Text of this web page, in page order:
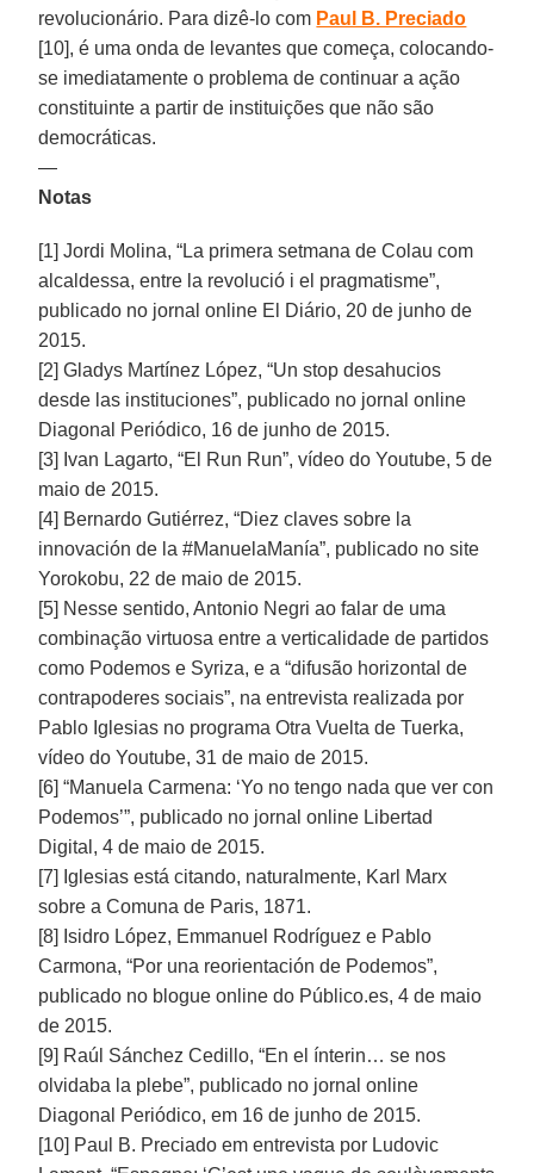
revolucionário. Para dizê-lo com Paul B. Preciado
[10], é uma onda de levantes que começa, colocando-
se imediatamente o problema de continuar a ação
constituinte a partir de instituições que não são
democráticas.
—
Notas
[1] Jordi Molina, “La primera setmana de Colau com
alcaldessa, entre la revolució i el pragmatisme”,
publicado no jornal online El Diário, 20 de junho de
2015.
[2] Gladys Martínez López, “Un stop desahucios
desde las instituciones”, publicado no jornal online
Diagonal Periódico, 16 de junho de 2015.
[3] Ivan Lagarto, “El Run Run”, vídeo do Youtube, 5 de
maio de 2015.
[4] Bernardo Gutiérrez, “Diez claves sobre la
innovación de la #ManuelaManía”, publicado no site
Yorokobu, 22 de maio de 2015.
[5] Nesse sentido, Antonio Negri ao falar de uma
combinação virtuosa entre a verticalidade de partidos
como Podemos e Syriza, e a “difusão horizontal de
contrapoderes sociais”, na entrevista realizada por
Pablo Iglesias no programa Otra Vuelta de Tuerka,
vídeo do Youtube, 31 de maio de 2015.
[6] “Manuela Carmena: ‘Yo no tengo nada que ver con
Podemos’”, publicado no jornal online Libertad
Digital, 4 de maio de 2015.
[7] Iglesias está citando, naturalmente, Karl Marx
sobre a Comuna de Paris, 1871.
[8] Isidro López, Emmanuel Rodríguez e Pablo
Carmona, “Por una reorientación de Podemos”,
publicado no blogue online do Público.es, 4 de maio
de 2015.
[9] Raúl Sánchez Cedillo, “En el ínterin… se nos
olvidaba la plebe”, publicado no jornal online
Diagonal Periódico, em 16 de junho de 2015.
[10] Paul B. Preciado em entrevista por Ludovic